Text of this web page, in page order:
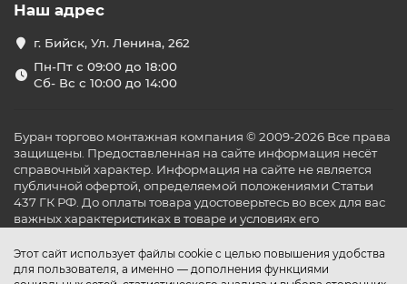
Этот сайт использует файлы cookie с целью повышения удобства
для пользователя, а именно — дополнения функциями
Наш адрес
г. Бийск, Ул. Ленина, 262
Пн-Пт с 09:00 до 18:00
Сб- Вс с 10:00 до 14:00
Буран торгово монтажная компания © 2009-2026 Все права
защищены. Предоставленная на сайте информация несёт
справочный характер. Информация на сайте не является
публичной офертой, определяемой положениями Статьи
437 ГК РФ. До оплаты товара удостоверьтесь во всех для вас
важных характеристиках в товаре и условиях его